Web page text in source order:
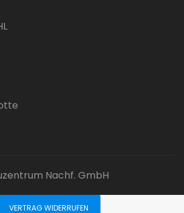
Nachf. GmbH
VERTRAG WIDERRUFEN